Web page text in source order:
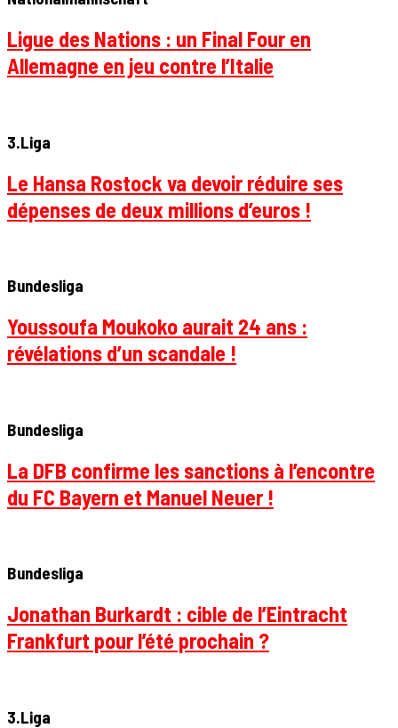
Ligue des Nations : un Final Four en
Allemagne en jeu contre l’Italie
3.Liga
Le Hansa Rostock va devoir réduire ses
dépenses de deux millions d’euros !
Bundesliga
Youssoufa Moukoko aurait 24 ans :
révélations d’un scandale !
Bundesliga
La DFB confirme les sanctions à l’encontre
du FC Bayern et Manuel Neuer !
Bundesliga
Jonathan Burkardt : cible de l’Eintracht
Frankfurt pour l’été prochain ?
3.Liga